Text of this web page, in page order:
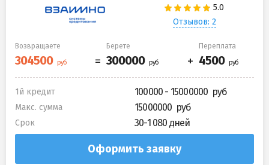
Отзывов: 2
Возвращаете Берете Переплата
1й кредит 100000 - 15000000
Макс. сумма 15000000
Срок 30-1 080 дней
Оформить заявку